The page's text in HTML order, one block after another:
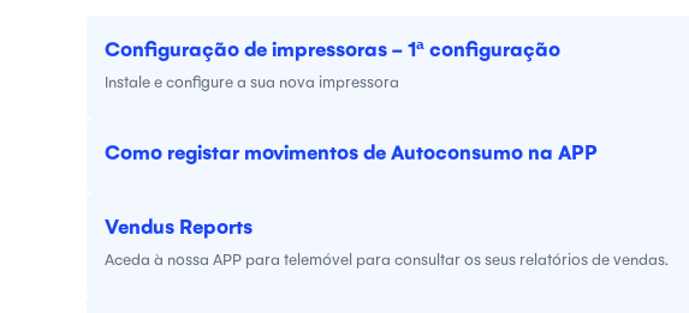
Configuração de impressoras - 1ª configuração
Instale e configure a sua nova impressora
Como registar movimentos de Autoconsumo na APP
Vendus Reports
Aceda à nossa APP para telemóvel para consultar os seus relatórios de vendas.